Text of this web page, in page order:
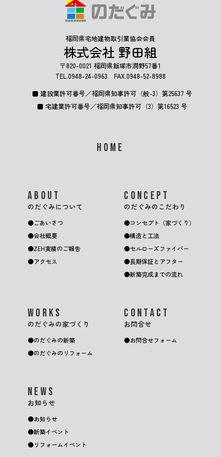
福岡県宅地建物取引業協会会員
株式会社 野田組
〒820-0021 福岡県飯塚市潤野57番1
TEL.0948-24-0963 FAX.0948-52-8988
建設業許可番号／福岡県知事許可（般-3）第25637 号
宅建業許可番号／福岡県知事許可（3）第16523 号
HOME
ABOUT
のだぐみについて
ごあいさつ
会社概要
ZEH実績のご報告
アクセス
CONCEPT
のだぐみのこだわり
コンセプト（家づくり）
構造と工法
セルローズファイバー
長期保証とアフター
新築完成までの流れ
WORKS
のだぐみの家づくり
のだぐみの新築
のだぐみのリフォーム
CONTACT
お問合せ
お問合せフォーム
NEWS
お知らせ
お知らせ
新築イベント
リフォームイベント